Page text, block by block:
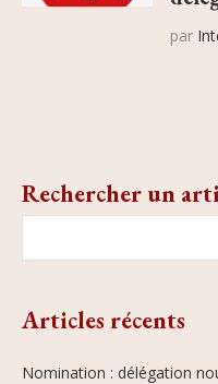
par
Rechercher un
Articles récents
Nomination : délégation